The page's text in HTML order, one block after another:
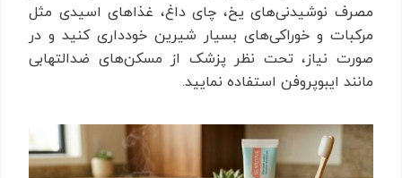
مصرف نوشیدنی‌های یخ، چای داغ، غذاهای اسیدی مثل
مرکبات و خوراکی‌های بسیار شیرین خودداری کنید و در
صورت نیاز، تحت نظر پزشک از مسکن‌های ضدالتهابی
مانند ایبوپروفن استفاده نمایید.